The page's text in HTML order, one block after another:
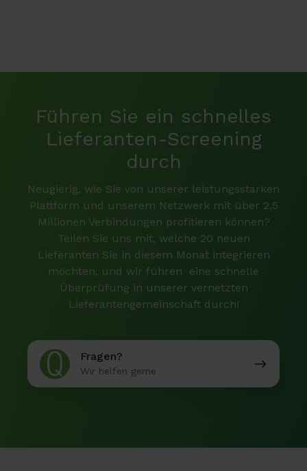
Führen Sie ein schnelles
Lieferanten-Screening
durch
Neugierig, wie Sie von unserer leistungsstarken
Plattform und unserem Netzwerk mit über 2,5
Millionen Verbindungen profitieren können?
Teilen Sie uns mit, welche 20 neuen
Lieferanten Sie in diesem Monat integrieren
möchten, und wir führen eine schnelle
Überprüfung in unserer vernetzten
Lieferantengemeinschaft durch!
Fragen?
Wir helfen gerne
Fragen?